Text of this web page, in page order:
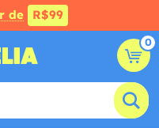
de R$99
0